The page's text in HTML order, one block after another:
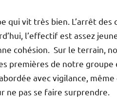
qui vit très bien. L’arrêt
l’effectif est assez
cohésion. Sur le terrain,
premières de notre
avec vigilance, même
pas se faire surprendre.